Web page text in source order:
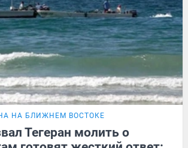
НА БЛИЖНЕМ ВОСТОКЕ
Тегеран молить о